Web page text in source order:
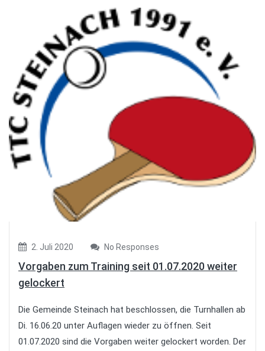
2. Juli 2020 No Responses
Vorgaben zum Training seit 01.07.2020 weiter
gelockert
Die Gemeinde Steinach hat beschlossen, die Turnhallen ab
Di. 16.06.20 unter Auflagen wieder zu öffnen. Seit
01.07.2020 sind die Vorgaben weiter gelockert worden. Der